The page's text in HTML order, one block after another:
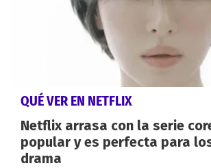
QUÉ VER EN NETFLIX
Netflix arrasa con la serie
popular y es perfecta para
drama